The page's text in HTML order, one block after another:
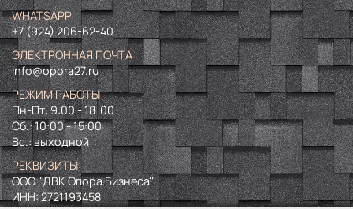
WHATSAPP
+7 (924) 206-62-40
ЭЛЕКТРОННАЯ ПОЧТА
info@opora27.ru
РЕЖИМ РАБОТЫ
Пн-Пт: 9:00 - 18-00
Сб.: 10:00 - 15:00
Вс.: выходной
РЕКВИЗИТЫ:
ООО "ДВК Опора Бизнеса"
ИНН:2721193458